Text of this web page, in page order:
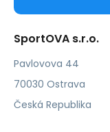
SportOVA s.r.o.
Pavlovova 44
70030 Ostrava
Česká Republika